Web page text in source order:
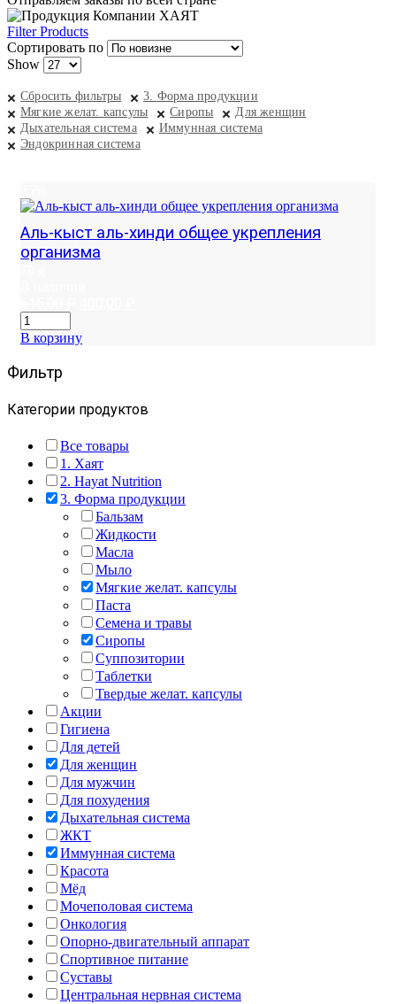
Filter Products
Сортировать по
Show
Сбросить фильтры
3. Форма продукции
Мягкие желат. капсулы
Сиропы
Для женщин
Дыхательная система
Иммунная система
Эндокринная система
Аль-кыст аль-хинди общее укрепления
организма
составляла
В корзину
Фильтр
Категории продуктов
Все товары
1. Хаят
2. Hayat Nutrition
3. Форма продукции
Бальзам
Жидкости
Масла
Мыло
Мягкие желат. капсулы
Паста
Семена и травы
Сиропы
Суппозитории
Таблетки
Твердые желат. капсулы
Акции
Гигиена
Для детей
Для женщин
Для мужчин
Для похудения
Дыхательная система
ЖКТ
Иммунная система
Красота
Мёд
Мочеполовая система
Онкология
Опорно-двигательный аппарат
Спортивное питание
Суставы
Центральная нервная система